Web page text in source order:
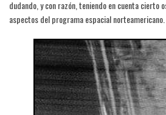
dudando, y con razón, teniendo en cuenta cierto
aspectos del programa espacial norteamericano.